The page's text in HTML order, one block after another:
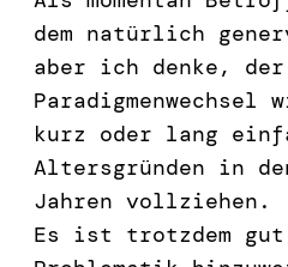
dem natürlich
aber ich denke, der
kurz oder lang
Altersgründen in
Jahren vollziehen.
Es ist trotzdem